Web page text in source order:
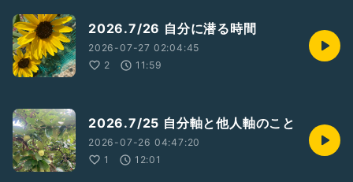
2026.7/26 自分に潜る時間
2026-07-27 02:04:45
2
11:59
2026.7/25 自分軸と他人軸のこと
2026-07-26 04:47:20
1
12:01